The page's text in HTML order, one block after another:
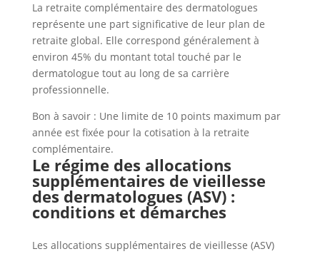
La retraite complémentaire des dermatologues
représente une part significative de leur plan de
retraite global. Elle correspond généralement à
environ 45% du montant total touché par le
dermatologue tout au long de sa carrière
professionnelle.
Bon à savoir : Une limite de 10 points maximum par
année est fixée pour la cotisation à la retraite
complémentaire.
Le régime des allocations
supplémentaires de vieillesse
des dermatologues (ASV) :
conditions et démarches
Les allocations supplémentaires de vieillesse (ASV)